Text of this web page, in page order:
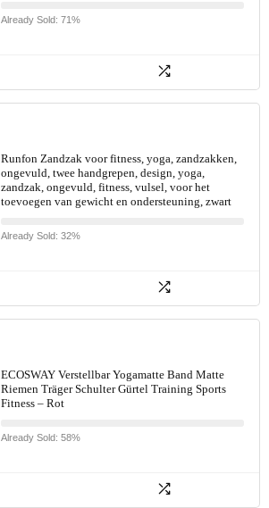
Already Sold: 71%
Runfon Zandzak voor fitness, yoga, zandzakken,
ongevuld, twee handgrepen, design, yoga,
zandzak, ongevuld, fitness, vulsel, voor het
toevoegen van gewicht en ondersteuning, zwart
Already Sold: 32%
ECOSWAY Verstellbar Yogamatte Band Matte
Riemen Träger Schulter Gürtel Training Sports
Fitness – Rot
Already Sold: 58%